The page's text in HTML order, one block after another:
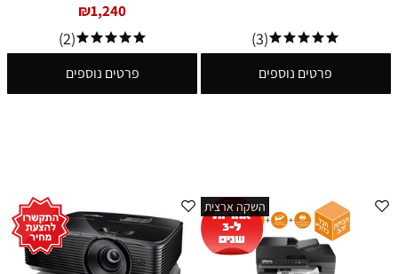
(3)
פרטים נוספים
₪1,240
(2)
פרטים נוספים
השקה ארצית